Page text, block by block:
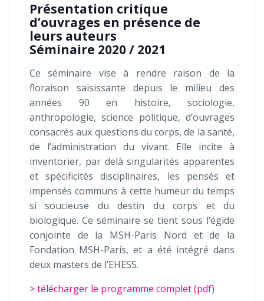
Présentation critique
d’ouvrages en présence de
leurs auteurs
Séminaire 2020 / 2021
Ce séminaire vise à rendre raison de la
floraison saisissante depuis le milieu des
années 90 en histoire, sociologie,
anthropologie, science politique, d’ouvrages
consacrés aux questions du corps, de la santé,
de l’administration du vivant. Elle incite à
inventorier, par delà singularités apparentes
et spécificités disciplinaires, les pensés et
impensés communs à cette humeur du temps
si soucieuse du destin du corps et du
biologique. Ce séminaire se tient sous l’égide
conjointe de la MSH-Paris Nord et de la
Fondation MSH-Paris, et a été intégré dans
deux masters de l’EHESS.
> télécharger le programme complet (pdf)